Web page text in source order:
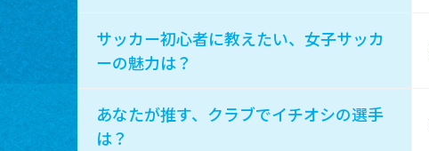
サッカー初心者に教えたい、女子サッカ
ーの魅力は？
あなたが推す、クラブでイチオシの選手
は？